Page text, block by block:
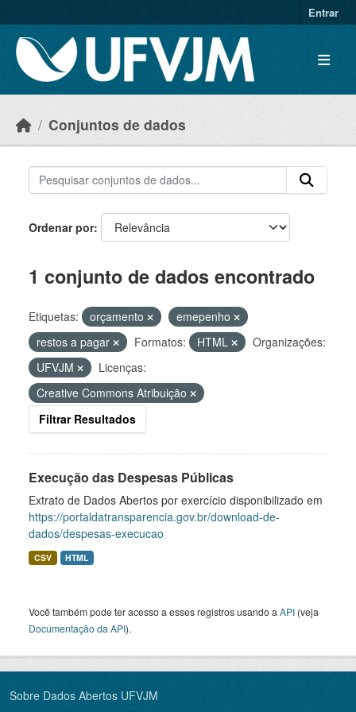
Entrar
Conjuntos de dados
Ordenar por
1 conjunto de dados encontrado
Etiquetas: orçamento
emepenho
restos a pagar
Formatos: HTML
Organizações:
UFVJM
Licenças:
Creative Commons Atribuição
Filtrar Resultados
Execução das Despesas Públicas
Extrato de Dados Abertos por exercício disponibilizado em
https://portaldatransparencia.gov.br/download-de-
dados/despesas-execucao
CSV HTML
Você também pode ter acesso a esses registros usando a API (veja
Documentação da API).
Sobre Dados Abertos UFVJM